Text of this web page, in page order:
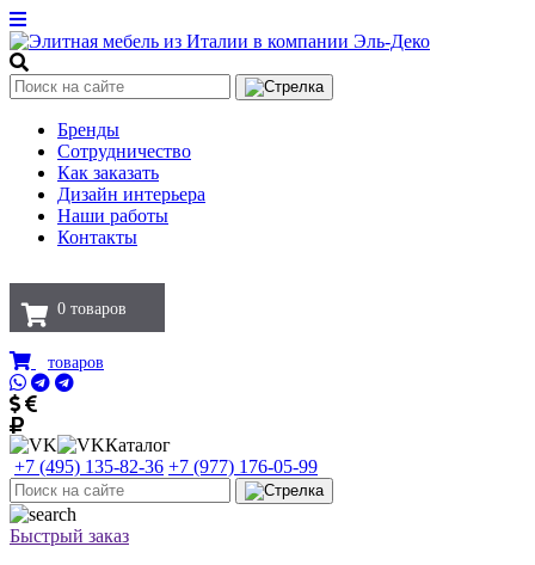
Бренды
Сотрудничество
Как заказать
Дизайн интерьера
Наши работы
Контакты
0 товаров
товаров
Каталог
+7 (495) 135-82-36 +7 (977) 176-05-99
Быстрый заказ